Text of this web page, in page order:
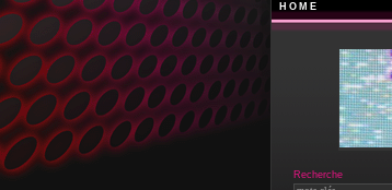
HOME
Recherche